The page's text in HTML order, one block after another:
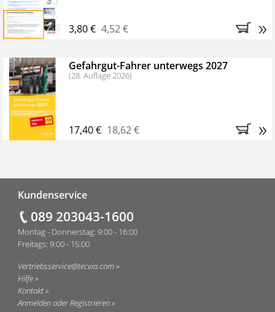
Fahrerstammtische der Polizei
3,80 € 4,52 € »
Gefahrgut-Fahrer unterwegs 2027
(28. Auflage 2026)
17,40 € 18,62 € »
Kundenservice
089 203043-1600
Montag - Donnerstag: 9:00 - 16:00
Freitags: 9:00 - 15:00
Vertriebsservice@tecvia.com
Hilfe
Kontakt
Anmelden oder Registrieren